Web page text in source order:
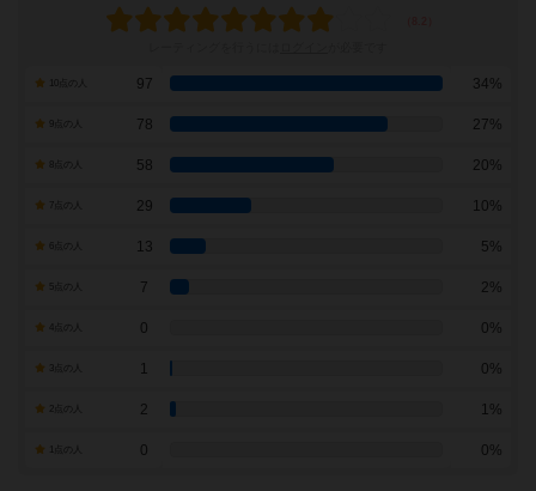
97 34%
78 27%
58 20%
7点の人 29 10%
13 5%
7 2%
0 0%
1 0%
2 1%
0 0%